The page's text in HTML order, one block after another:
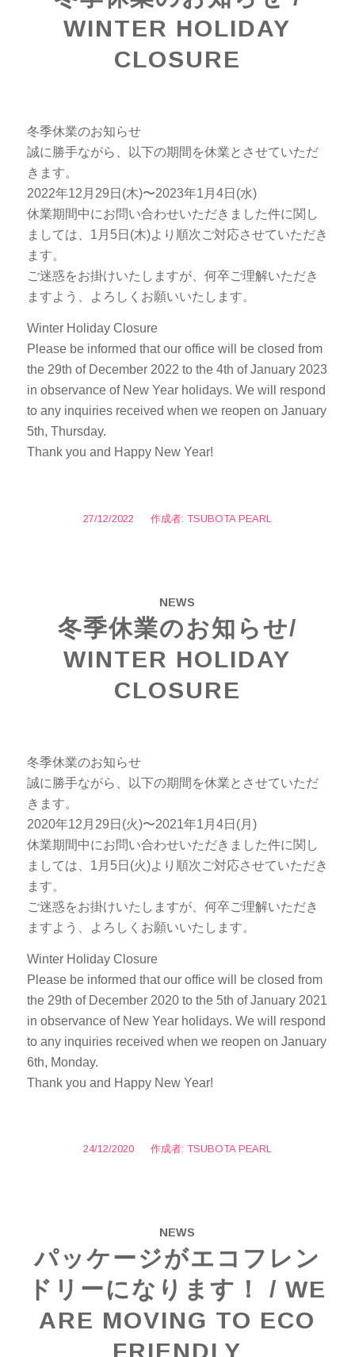
WINTER HOLIDAY
CLOSURE
冬季休業のお知らせ
誠に勝手ながら、以下の期間を休業とさせていただ
きます。
2022年12月29日(木)〜2023年1月4日(水)
休業期間中にお問い合わせいただきました件に関し
ましては、1月5日(木)より順次ご対応させていただき
ます。
ご迷惑をお掛けいたしますが、何卒ご理解いただき
ますよう、よろしくお願いいたします。
Winter Holiday Closure
Please be informed that our office will be closed from
the 29th of December 2022 to the 4th of January 2023
in observance of New Year holidays. We will respond
to any inquiries received when we reopen on January
5th, Thursday.
Thank you and Happy New Year!
27/12/2022
/ 作成者: TSUBOTA PEARL
NEWS
冬季休業のお知らせ/
WINTER HOLIDAY
CLOSURE
冬季休業のお知らせ
誠に勝手ながら、以下の期間を休業とさせていただ
きます。
2020年12月29日(火)〜2021年1月4日(月)
休業期間中にお問い合わせいただきました件に関し
ましては、1月5日(火)より順次ご対応させていただき
ます。
ご迷惑をお掛けいたしますが、何卒ご理解いただき
ますよう、よろしくお願いいたします。
Winter Holiday Closure
Please be informed that our office will be closed from
the 29th of December 2020 to the 5th of January 2021
in observance of New Year holidays. We will respond
to any inquiries received when we reopen on January
6th, Monday.
Thank you and Happy New Year!
24/12/2020
/ 作成者: TSUBOTA PEARL
NEWS
パッケージがエコフレン
ドリーになります！ / WE
ARE MOVING TO ECO
FRIENDLY